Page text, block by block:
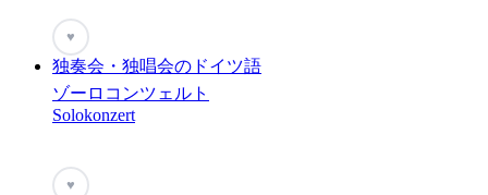
♥
独奏会・独唱会のドイツ語
ゾーロコンツェルト
Solokonzert
♥